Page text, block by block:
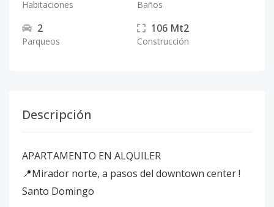
Habitaciones Baños
2
Parqueos
106 Mt2
Construcción
Descripción
APARTAMENTO EN ALQUILER
📍Mirador norte, a pasos del downtown center !
Santo Domingo